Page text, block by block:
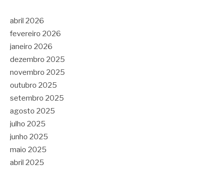
abril 2026
fevereiro 2026
janeiro 2026
dezembro 2025
novembro 2025
outubro 2025
setembro 2025
agosto 2025
julho 2025
junho 2025
maio 2025
abril 2025